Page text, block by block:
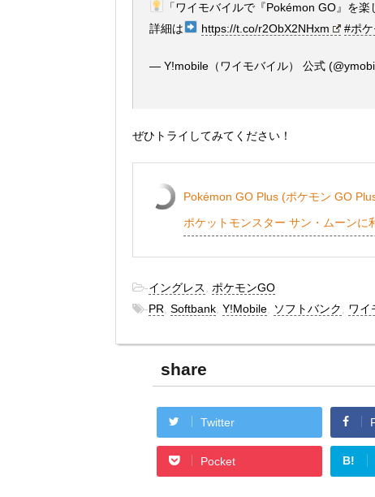
「ワイモバイルで『Pokémon GO』を
詳細は
https://t.co/r2ObX2NHxm #ポ
— Y!mobile（ワイモバイル） 公式
ぜひトライしてみてください！
Pokémon GO Plus (ポケモン GO
ポケットモンスター サン・ムーン
-イングレス
ポケモンGO
-PR Softbank Y!Mobile ソフトバンク ワイ
share
Twitter
Pocket B!